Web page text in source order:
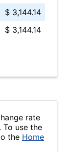
$ 3,144.14
$ 3,144.14
rate
use the
the Home